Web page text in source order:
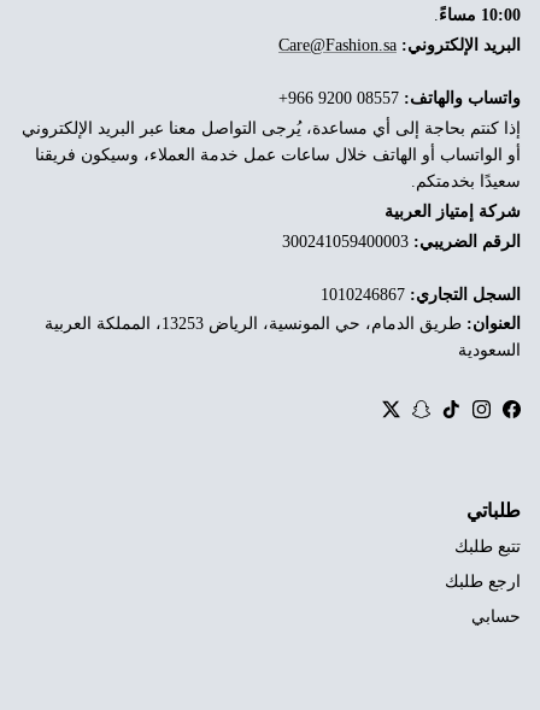
10:00 مساءً
.
البريد الإلكتروني: Care@Fashion.sa
واتساب والهاتف:
إذا كنتم بحاجة إلى أي مساعدة، يُرجى التواصل معنا عبر البريد الإلكتروني
أو الواتساب أو الهاتف خلال ساعات عمل خدمة العملاء، وسيكون فريقنا
سعيدًا بخدمتكم.
شركة إمتياز العربية
الرقم الضريبي:
السجل التجاري:
العنوان:
طريق الدمام، حي المونسية، الرياض 13253، المملكة العربية
السعودية
Facebook
Instagram
TikTok
Snapchat
Twitter
طلباتي
تتبع طلبك
ارجع طلبك
حسابي